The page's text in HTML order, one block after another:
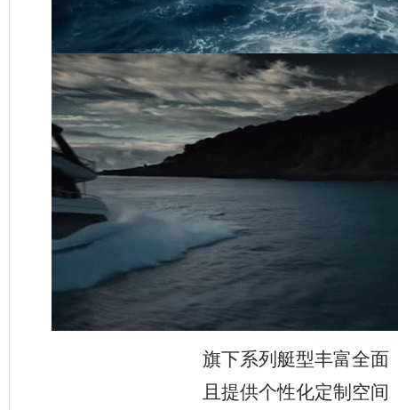
旗下系列艇型丰富全面
且提供个性化定制空间